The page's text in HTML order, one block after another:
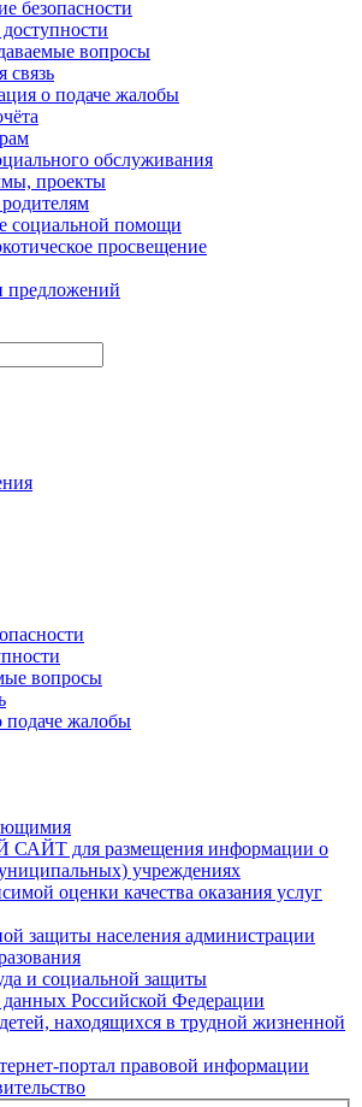
безопасности
вопросы
связь
о подаче жалобы
обслуживания
проекты
социальной помощи
просвещение
предложений
вопросы
жалобы